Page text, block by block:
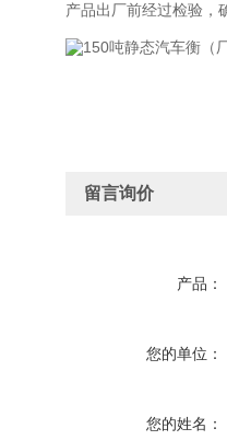
产品出厂前经过检验，
留言询价
产品：
您的单位：
您的姓名：